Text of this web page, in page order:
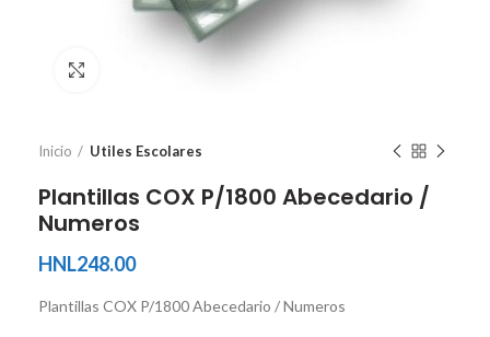
Inicio Utiles Escolares
Plantillas COX P/1800 Abecedario /
Numeros
HNL248.00
Plantillas COX P/1800 Abecedario / Numeros